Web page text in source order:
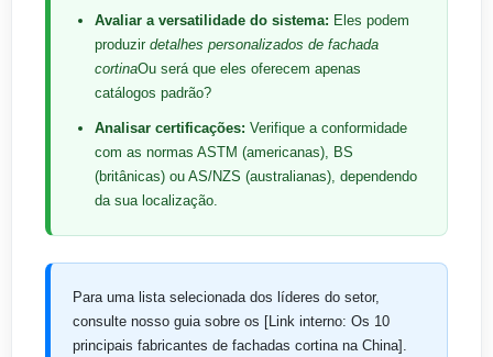
Avaliar a versatilidade do sistema: Eles podem
produzir detalhes personalizados de fachada
cortinaOu será que eles oferecem apenas
catálogos padrão?
Analisar certificações: Verifique a conformidade
com as normas ASTM (americanas), BS
(britânicas) ou AS/NZS (australianas), dependendo
da sua localização.
Para uma lista selecionada dos líderes do setor,
consulte nosso guia sobre os [Link interno: Os 10
principais fabricantes de fachadas cortina na China].